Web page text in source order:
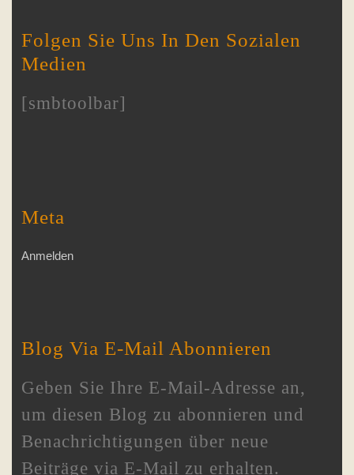
Folgen Sie Uns In Den Sozialen
Medien
[smbtoolbar]
Meta
Anmelden
Blog Via E-Mail Abonnieren
Geben Sie Ihre E-Mail-Adresse an,
um diesen Blog zu abonnieren und
Benachrichtigungen über neue
Beiträge via E-Mail zu erhalten.